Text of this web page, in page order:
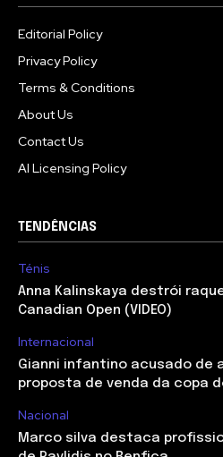
Editorial Policy
Privacy Policy
Terms & Conditions
About Us
Contact Us
AI Licensing Policy
TENDÊNCIAS
Ténis
Anna Kalinskaya destrói
Canadian Open (VIDEO)
Internacional
Gianni infantino acusado de
proposta de venda da copa
Nacional
Marco silva destaca